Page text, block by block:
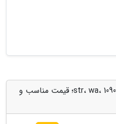
به "آنالیز فریم عینک طبی کد str، wa، 1090؛ قیمت مناسب و